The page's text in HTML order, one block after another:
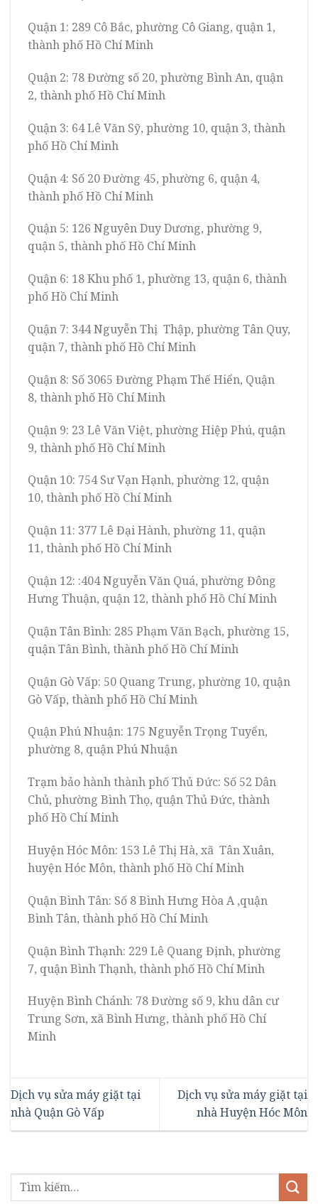
Quận 1: 289 Cô Bắc, phường Cô Giang, quận 1,
thành phố Hồ Chí Minh
Quận 2: 78 Đường số 20, phường Bình An, quận
2, thành phố Hồ Chí Minh
Quận 3: 64 Lê Văn Sỹ, phường 10, quận 3, thành
phố Hồ Chí Minh
Quận 4: Số 20 Đường 45, phường 6, quận 4,
thành phố Hồ Chí Minh
Quận 5: 126 Nguyên Duy Dương, phường 9,
quận 5, thành phố Hồ Chí Minh
Quận 6: 18 Khu phố 1, phường 13, quận 6, thành
phố Hồ Chí Minh
Quận 7: 344 Nguyễn Thị Thập, phường Tân Quy,
quận 7, thành phố Hồ Chí Minh
Quận 8: Số 3065 Đường Phạm Thế Hiển, Quận
8, thành phố Hồ Chí Minh
Quận 9: 23 Lê Văn Việt, phường Hiệp Phú, quận
9, thành phố Hồ Chí Minh
Quận 10: 754 Sư Vạn Hạnh, phường 12, quận
10, thành phố Hồ Chí Minh
Quận 11: 377 Lê Đại Hành, phường 11, quận
11, thành phố Hồ Chí Minh
Quận 12: :404 Nguyễn Văn Quá, phường Đông
Hưng Thuận, quận 12, thành phố Hồ Chí Minh
Quận Tân Bình: 285 Phạm Văn Bạch, phường 15,
quận Tân Bình, thành phố Hồ Chí Minh
Quận Gò Vấp: 50 Quang Trung, phường 10, quận
Gò Vấp, thành phố Hồ Chí Minh
Quận Phú Nhuận: 175 Nguyễn Trọng Tuyển,
phường 8, quận Phú Nhuận
Trạm bảo hành thành phố Thủ Đức: Số 52 Dân
Chủ, phường Bình Thọ, quận Thủ Đức, thành
phố Hồ Chí Minh
Huyện Hóc Môn: 153 Lê Thị Hà, xã Tân Xuân,
huyện Hóc Môn, thành phố Hồ Chí Minh
Quận Bình Tân: Số 8 Bình Hưng Hòa A ,quận
Bình Tân, thành phố Hồ Chí Minh
Quận Bình Thạnh: 229 Lê Quang Định, phường
7, quận Bình Thạnh, thành phố Hồ Chí Minh
Huyện Bình Chánh: 78 Đường số 9, khu dân cư
Trung Sơn, xã Bình Hưng, thành phố Hồ Chí
Minh
Dịch vụ sửa máy giặt tại
nhà Quận Gò Vấp
Dịch vụ sửa máy giặt tại
nhà Huyện Hóc Môn